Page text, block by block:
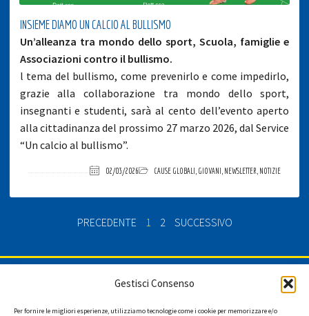
Gestisci Consenso
Per fornire le migliori esperienze, utilizziamo tecnologie come i cookie per memorizzare e/o
INSIEME DIAMO UN CALCIO AL BULLISMO
Un’alleanza tra mondo dello sport, Scuola, famiglie e
Associazioni contro il bullismo.
l tema del bullismo, come prevenirlo e come impedirlo,
grazie alla collaborazione tra mondo dello sport,
insegnanti e studenti, sarà al cento dell’evento aperto
alla cittadinanza del prossimo 27 marzo 2026, dal Service
“Un calcio al bullismo”.
02/03/2026 CAUSE GLOBALI GIOVANI NEWSLETTER NOTIZIE
PRECEDENTE 1 2 SUCCESSIVO